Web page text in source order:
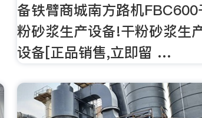
备铁臂商城南方路机FBC600
粉砂浆生产设备!干粉砂浆生
设备[正品销售,立即留 …